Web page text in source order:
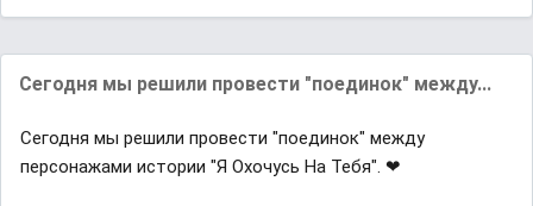
Сегодня мы решили провести "поединок" между...
Сегодня мы решили провести "поединок" между
персонажами истории "Я Охочусь На Тебя". ❤